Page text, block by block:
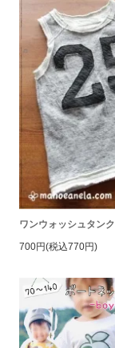
ワンウォッシュタンク
700円(税込770円)